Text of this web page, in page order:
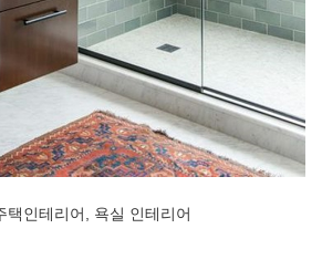
택인테리어, 욕실 인테리어